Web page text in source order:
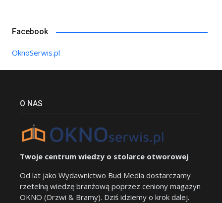
Facebook
OknoSerwis.pl
O NAS
Twoje centrum wiedzy o stolarce otworowej
Od lat jako Wydawnictwo Bud Media dostarczamy
rzetelną wiedzę branżową poprzez ceniony magazyn
OKNO (Drzwi & Bramy). Dziś idziemy o krok dalej.